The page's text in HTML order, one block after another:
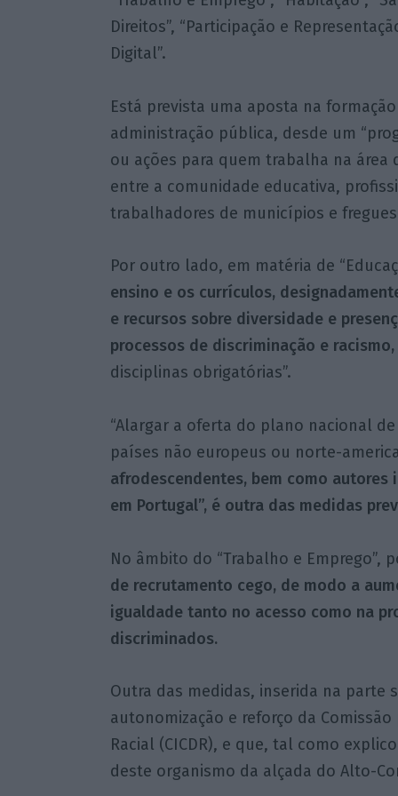
Direitos”, “Participação e
Digital”.
Está prevista uma aposta na
administração pública, desde um
ou ações para quem trabalha na
entre a comunidade educativa,
trabalhadores de municípios e
Por outro lado, em matéria de
ensino e os currículos,
e recursos sobre diversidade e
processos de discriminação e racismo,
disciplinas obrigatórias”.
“Alargar a oferta do plano nacional
países não europeus ou norte-
afrodescendentes, bem como
em Portugal”, é outra das medidas
No âmbito do “Trabalho e Emprego”,
de recrutamento cego, de modo a
igualdade tanto no acesso como na
discriminados.
Outra das medidas, inserida na parte
autonomização e reforço da
Racial (CICDR), e que, tal como
deste organismo da alçada do Alto-